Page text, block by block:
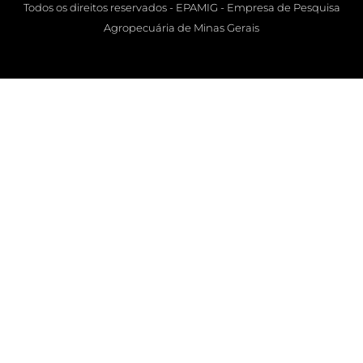
Todos os direitos reservados - EPAMIG - Empresa de Pesquisa
Agropecuária de Minas Gerais